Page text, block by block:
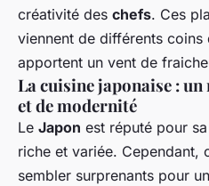
créativité des chefs. Ces
viennent de différents coins
apportent un vent de
La cuisine japonaise :
et de modernité
Le Japon est réputé pour sa
riche et variée. Cependant,
sembler surprenants pour